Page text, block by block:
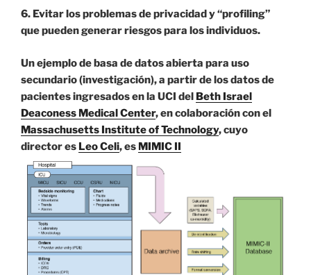
6. Evitar los problemas de privacidad y “profiling”
que pueden generar riesgos para los individuos.
Un ejemplo de basa de datos abierta para uso
secundario (investigación), a partir de los datos de
pacientes ingresados en la UCI del Beth Israel
Deaconess Medical Center, en colaboración con el
Massachusetts Institute of Technology, cuyo
director es Leo Celi, es MIMIC II